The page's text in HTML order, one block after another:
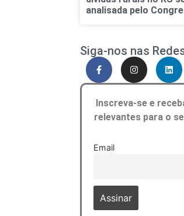
analisada pelo
Siga-nos nas
Inscreva-se e
relevantes para o
Email